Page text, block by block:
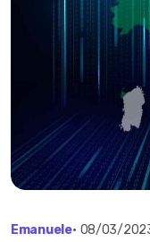
Emanuele• 08/03/